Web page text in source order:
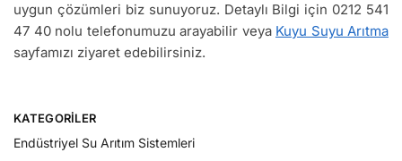
uygun çözümleri biz sunuyoruz. Detaylı Bilgi için 0212 541
47 40 nolu telefonumuzu arayabilir veya Kuyu Suyu Arıtma
sayfamızı ziyaret edebilirsiniz.
KATEGORILER
Endüstriyel Su Arıtım Sistemleri